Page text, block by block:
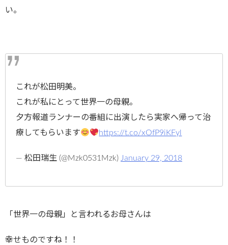
い。
これが松田明美。
これが私にとって世界一の母親。
夕方報道ランナーの番組に出演したら実家へ帰って治
療してもらいます
https://t.co/xOfP9iKFyl
— 松田瑞生 (@Mzk0531Mzk) January 29, 2018
「世界一の母親」と言われるお母さんは
幸せものですね！！